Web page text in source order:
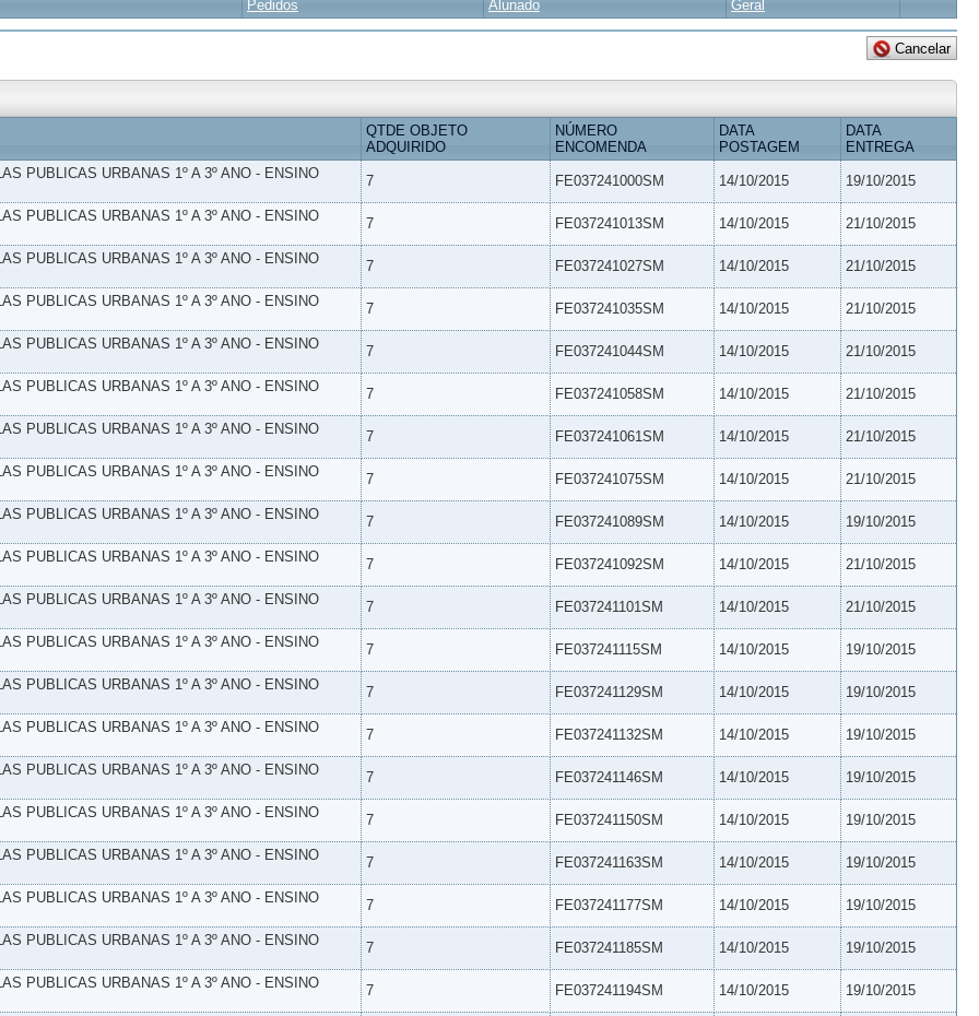
Pedidos Alunado Geral
QTDE OBJETO
ADQUIRIDO
NÚMERO
ENCOMENDA
DATA
POSTAGEM
DATA
ENTREGA
PUBLICAS URBANAS 1º A 3º ANO - ENSINO
7 FE037241000SM 14/10/2015 19/10/2015
PUBLICAS URBANAS 1º A 3º ANO - ENSINO 7 FE037241013SM 14/10/2015 21/10/2015
PUBLICAS URBANAS 1º A 3º ANO - ENSINO 7 FE037241027SM 14/10/2015 21/10/2015
PUBLICAS URBANAS 1º A 3º ANO - ENSINO 7 FE037241035SM 14/10/2015 21/10/2015
PUBLICAS URBANAS 1º A 3º ANO - ENSINO 7 FE037241044SM 14/10/2015 21/10/2015
PUBLICAS URBANAS 1º A 3º ANO - ENSINO 7 FE037241058SM 14/10/2015 21/10/2015
PUBLICAS URBANAS 1º A 3º ANO - ENSINO 7 FE037241061SM 14/10/2015 21/10/2015
PUBLICAS URBANAS 1º A 3º ANO - ENSINO 7 FE037241075SM 14/10/2015 21/10/2015
PUBLICAS URBANAS 1º A 3º ANO - ENSINO 7 FE037241089SM 14/10/2015 19/10/2015
PUBLICAS URBANAS 1º A 3º ANO - ENSINO 7 FE037241092SM 14/10/2015 21/10/2015
PUBLICAS URBANAS 1º A 3º ANO - ENSINO 7 FE037241101SM 14/10/2015 21/10/2015
PUBLICAS URBANAS 1º A 3º ANO - ENSINO 7 FE037241115SM 14/10/2015 19/10/2015
PUBLICAS URBANAS 1º A 3º ANO - ENSINO 7 FE037241129SM 14/10/2015 19/10/2015
PUBLICAS URBANAS 1º A 3º ANO - ENSINO 7 FE037241132SM 14/10/2015 19/10/2015
PUBLICAS URBANAS 1º A 3º ANO - ENSINO 7 FE037241146SM 14/10/2015 19/10/2015
PUBLICAS URBANAS 1º A 3º ANO - ENSINO 7 FE037241150SM 14/10/2015 19/10/2015
PUBLICAS URBANAS 1º A 3º ANO - ENSINO 7 FE037241163SM 14/10/2015 19/10/2015
PUBLICAS URBANAS 1º A 3º ANO - ENSINO 7 FE037241177SM 14/10/2015 19/10/2015
PUBLICAS URBANAS 1º A 3º ANO - ENSINO 7 FE037241185SM 14/10/2015 19/10/2015
PUBLICAS URBANAS 1º A 3º ANO - ENSINO 7 FE037241194SM 14/10/2015 19/10/2015